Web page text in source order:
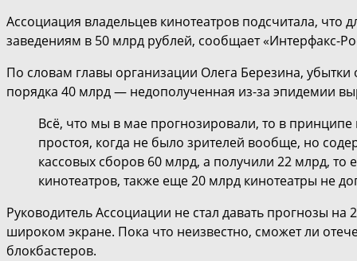
Ассоциация владельцев кинотеатров подсчитала,
заведениям в 50 млрд рублей, сообщает «Интерфакс-
По словам главы организации Олега Березина,
порядка 40 млрд ― недополученная из-за эпидемии
Всё, что мы в мае прогнозировали, то в
простоя, когда не было зрителей вообще, но
кассовых сборов 60 млрд, а получили 22 млрд,
кинотеатров, также еще 20 млрд кинотеатры не
Руководитель Ассоциации не стал давать прогнозы на
широком экране. Пока что неизвестно, сможет ли
блокбастеров.